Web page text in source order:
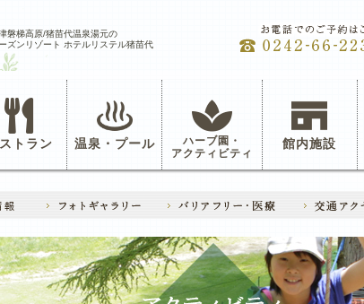
磐梯高原/猪苗代温泉湯元の
ズンリゾート ホテルリステル猪苗代
トラン 温泉・プール ハーブ園・
アクティビティ
館内施設